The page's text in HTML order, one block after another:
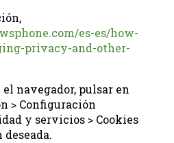
es-es/how-
privacy-and-other-
navegador, pulsar en
> Configuración
y servicios > Cookies